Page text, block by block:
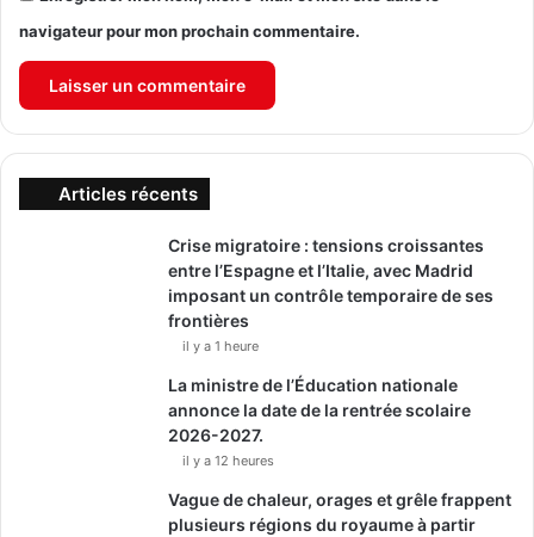
navigateur pour mon prochain commentaire.
Articles récents
Crise migratoire : tensions croissantes
entre l’Espagne et l’Italie, avec Madrid
imposant un contrôle temporaire de ses
frontières
il y a 1 heure
La ministre de l’Éducation nationale
annonce la date de la rentrée scolaire
2026-2027.
il y a 12 heures
Vague de chaleur, orages et grêle frappent
plusieurs régions du royaume à partir